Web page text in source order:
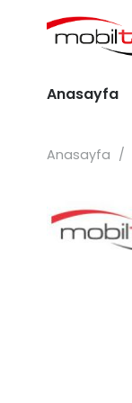
Anasayfa
Anasayfa /